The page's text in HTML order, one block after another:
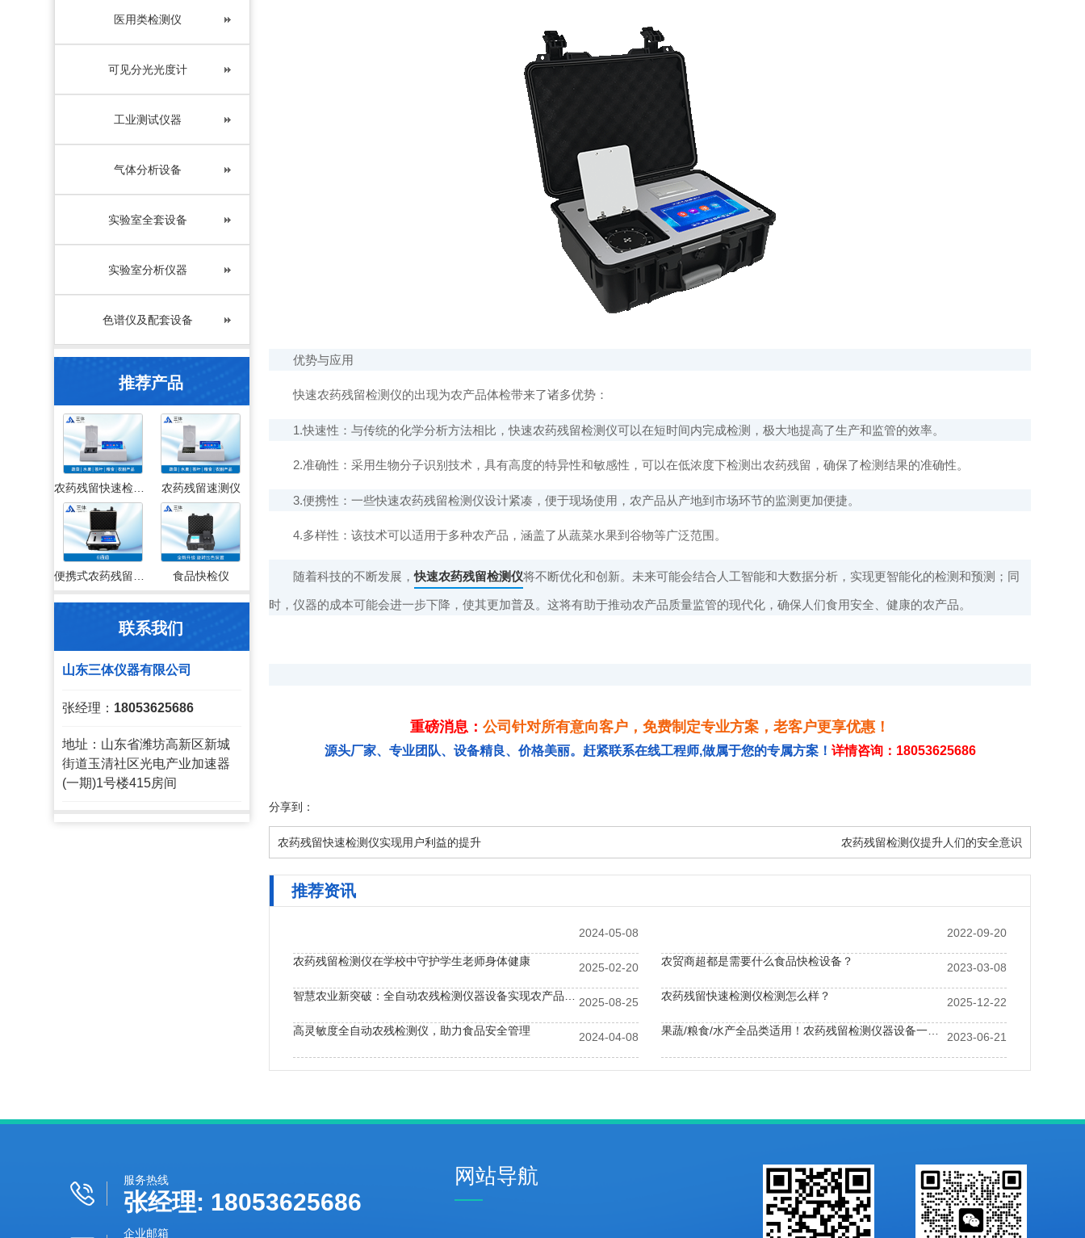
医用类检测仪
可见分光光度计
工业测试仪器
气体分析设备
实验室全套设备
实验室分析仪器
色谱仪及配套设备
推荐产品
农药残留速测仪
食品快检仪
联系我们
山东三体仪器有限公司
张经理： 18053625686
地址：山东省潍坊高新区新城
街道玉清社区光电产业加速器
(一期)1号楼415房间
优势与应用
快速农药残留检测仪的出现为农产品体检带来了诸多优势：
1.快速性：与传统的化学分析方法相比，快速农药残留检测仪可以在短时间内完成检测，极大地提高了生产和监管的效率。
2.准确性：采用生物分子识别技术，具有高度的特异性和敏感性，可以在低浓度下检测出农药残留，确保了检测结果的准确性。
3.便携性：一些快速农药残留检测仪设计紧凑，便于现场使用，农产品从产地到市场环节的监测更加便捷。
4.多样性：该技术可以适用于多种农产品，涵盖了从蔬菜水果到谷物等广泛范围。
随着科技的不断发展，快速农药残留检测仪将不断优化和创新。未来可能会结合人工智能和大数据分析，实现更智能化的检测和预测；同
时，仪器的成本可能会进一步下降，使其更加普及。这将有助于推动农产品质量监管的现代化，确保人们食用安全、健康的农产品。
重磅消息：公司针对所有意向客户，免费制定专业方案，老客户更享优惠！
源头厂家、专业团队、设备精良、价格美丽。赶紧联系在线工程师,做属于您的专属方案！ 详情咨询：18053625686
分享到：
农药残留快速检测仪实现用户利益的提升 农药残留检测仪提升人们的安全意识
推荐资讯
2024-05-08
农药残留检测仪在学校中守护学生老师身体健康
2022-09-20
农贸商超都是需要什么食品快检设备？
2025-02-20 2023-03-08
农药残留快速检测仪检测怎么样？
2025-08-25
高灵敏度全自动农残检测仪，助力食品安全管理
2025-12-22
果蔬/粮食/水产全品类适用！农药残留检测仪器设备一站式解决方案
2024-04-08 2023-06-21
服务热线
张经理: 18053625686
企业邮箱
网站导航